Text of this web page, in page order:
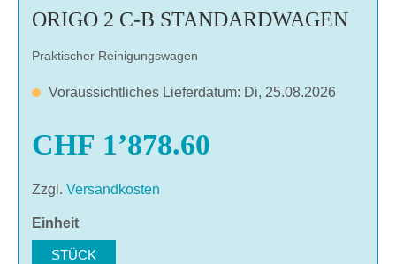
ORIGO 2 C-B STANDARDWAGEN
Praktischer Reinigungswagen
Voraussichtliches Lieferdatum: Di, 25.08.2026
CHF 1’878.60
Zzgl. Versandkosten
Einheitauswählen
STÜCK